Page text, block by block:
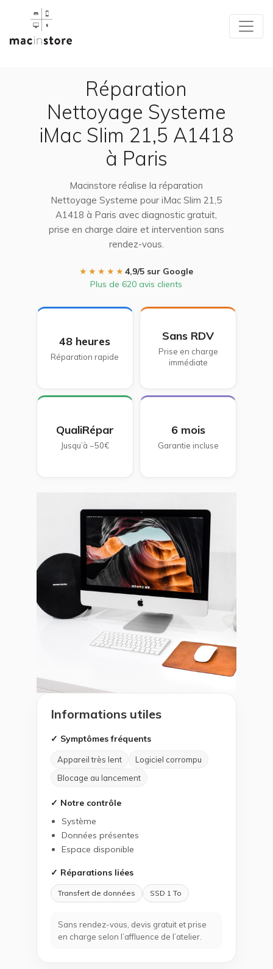
Réparation
Nettoyage Systeme
iMac Slim 21,5 A1418
à Paris
Macinstore réalise la réparation
Nettoyage Systeme pour iMac Slim 21,5
A1418 à Paris avec diagnostic gratuit,
prise en charge claire et intervention sans
rendez-vous.
★★★★★4,9/5 sur Google
Plus de 620 avis clients
48 heures
Réparation rapide
Sans RDV
Prise en charge
immédiate
QualiRépar
Jusqu’à −50€
6 mois
Garantie incluse
Informations utiles
✓ Symptômes fréquents
Appareil très lent
Logiciel corrompu
Blocage au lancement
✓ Notre contrôle
Système
Données présentes
Espace disponible
✓ Réparations liées
Transfert de données SSD 1 To
Sans rendez-vous, devis gratuit et prise
en charge selon l’affluence de l’atelier.